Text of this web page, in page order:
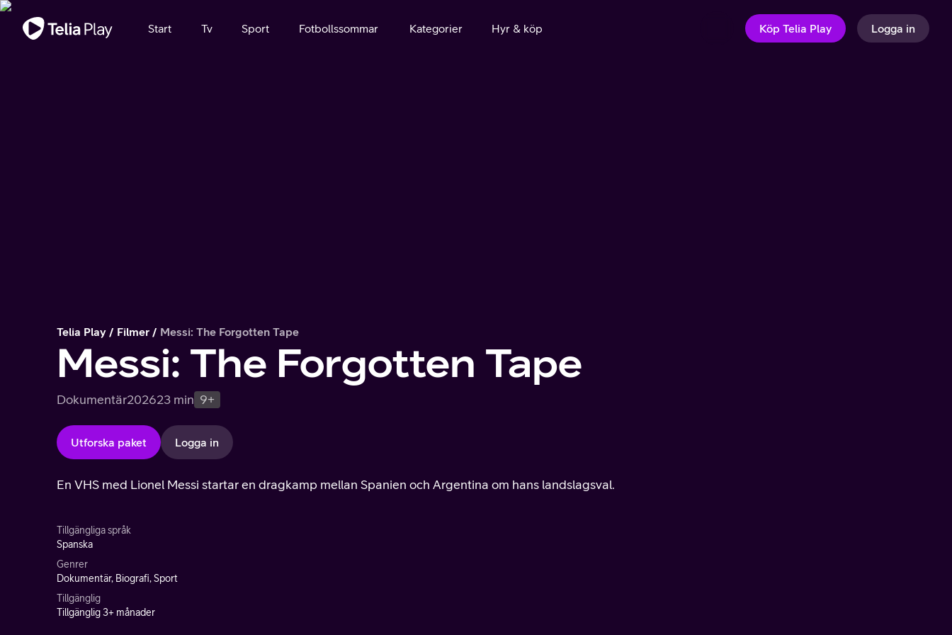
Viktigt meddelande
Start Tv Sport Fotbollssommar Kategorier Hyr & köp Köp Telia Play Logga in
Telia Play Filmer Messi: The Forgotten Tape
Messi: The Forgotten Tape
Dokumentär202623 min 9+
Utforska paket Logga in
En VHS med Lionel Messi startar en dragkamp mellan Spanien och Argentina om hans landslagsval.
Tillgängliga språk
Spanska
Genrer
Dokumentär, Biografi, Sport
Tillgänglig
Tillgänglig 3+ månader